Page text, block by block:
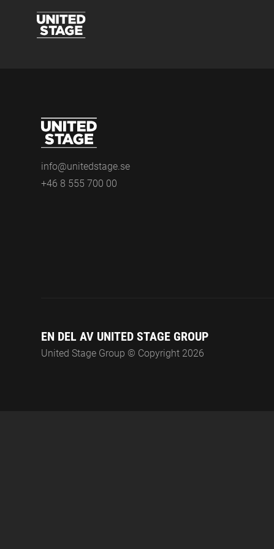
info@unitedstage.se
+46 8 555 700 00
EN DEL AV UNITED STAGE GROUP
United Stage Group © Copyright 2026